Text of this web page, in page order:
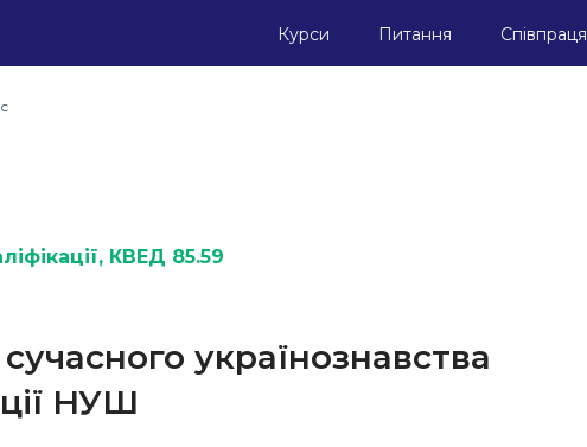
Курси Питання Співпраця
, КВЕД 85.59
українознавства
НУШ